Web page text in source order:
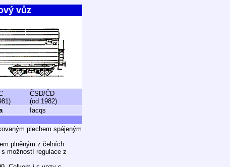
vůz
ČSD/ČD
(od 1982)
Iacqs
plechem spájeným
plněným z čelních
možností regulace z